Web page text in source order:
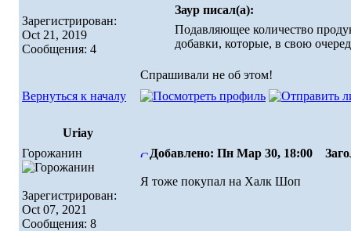
Зарегистрирован:
Oct 21, 2019
Сообщения: 4
Заур писал(а):
Подавляющее количество
добавки, которые, в свою
Спрашивали не об этом!
Вернуться к началу
Uriay
Горожанин
Зарегистрирован:
Oct 07, 2021
Сообщения: 8
Добавлено: Пн Мар 30, 18:00
Я тоже покупал на Халк Шоп